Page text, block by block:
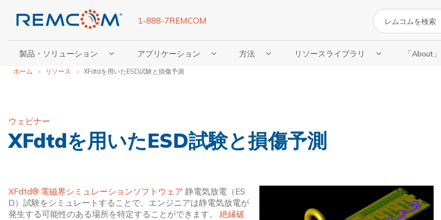
1-888-7REMCOM 検索
製品・ソリューション
「製品・ソリューション」のサブメニューを表示
アプリケーション
「アプリケーション」のサブメニューを表示
方法
「方法」のサブメニューを表示
リソースライブラリ
リソースライブラリのサブメニューを表
「About」
「About」
ホーム リソース XFdtdを用いたESD試験と損傷予測
ウェビナー
XFdtdを用いたESD試験と損傷予測
XFdtd® 電磁界シミュレーションソフトウェア 静電気放電（ES
D）試験をシミュレートすることで、エンジニアは静電気放電が
発生する可能性のある場所を特定することができます。 絶縁破